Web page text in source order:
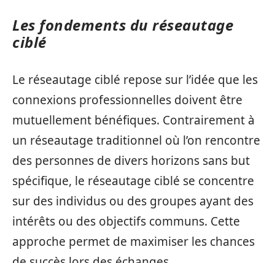
Les fondements du réseautage
ciblé
Le réseautage ciblé repose sur l’idée que les
connexions professionnelles doivent être
mutuellement bénéfiques. Contrairement à
un réseautage traditionnel où l’on rencontre
des personnes de divers horizons sans but
spécifique, le réseautage ciblé se concentre
sur des individus ou des groupes ayant des
intérêts ou des objectifs communs. Cette
approche permet de maximiser les chances